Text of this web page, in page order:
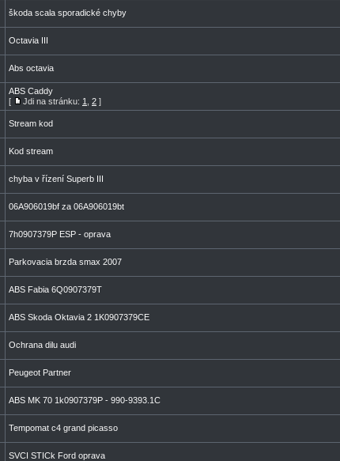
škoda scala sporadické chyby
Octavia III
Abs octavia
ABS Caddy
[
Jdi na stránku: 1 2 ]
Stream kod
Kod stream
chyba v řízení Superb III
06A906019bf za 06A906019bt
7h0907379P ESP - oprava
Parkovacia brzda smax 2007
ABS Fabia 6Q0907379T
ABS Skoda Oktavia 2 1K0907379CE
Ochrana dilu audi
Peugeot Partner
ABS MK 70 1k0907379P - 990-9393.1C
Tempomat c4 grand picasso
SVCI STICk Ford oprava